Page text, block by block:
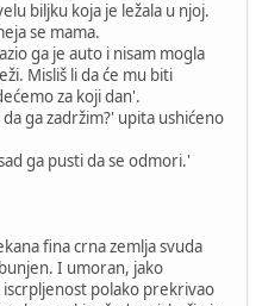
biljku koja je ležala u njoj.
se mama.
ga je auto i nisam mogla
Misliš li da će mu biti
za koji dan'.
ga zadržim?' upita ushićeno
ga pusti da se odmori.'
fina crna zemlja svuda
I umoran, jako
polako prekrivao